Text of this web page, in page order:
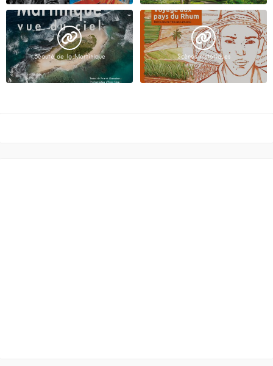
Beauté de la Martinique Scènes historiques